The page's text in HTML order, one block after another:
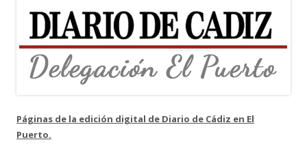
Páginas de la edición digital de Diario de Cádiz en El
Puerto.